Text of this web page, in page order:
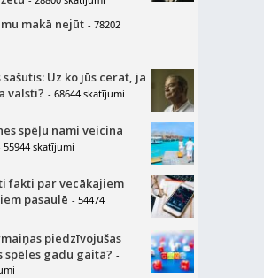
makā nejūt - 78202
Uz ko jūs cerat, ja
valsti? - 68644 skatījumi
spēļu nami veicina
55944 skatījumi
fakti par vecākajiem
pasaulē - 54474
piedzīvojušas
spēles gadu gaitā? -